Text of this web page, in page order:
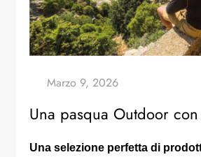
Una pasqua Outdoor
Una selezione perfetta di